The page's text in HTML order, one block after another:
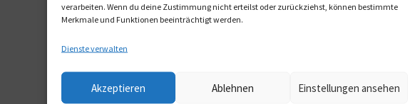
verarbeiten. Wenn du deine Zustimmung nicht erteilst oder zurückziehst, können bestimmte
Merkmale und Funktionen beeinträchtigt werden.
Dienste verwalten
Akzeptieren Ablehnen Einstellungen ansehen